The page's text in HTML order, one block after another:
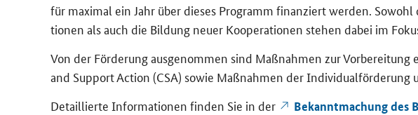
für ma­xi­mal ein Jahr über die­ses Pro­gramm fi­nan­ziert wer­den.
tio­nen als auch die Bil­dung neuer Ko­ope­ra­tio­nen ste­hen dabei im
Von der För­de­rung aus­ge­nom­men sind Maß­nah­men zur Vor­be­rei­tung
and Support Action (CSA) sowie Maß­nah­men der In­di­vi­du­al­för­de­rung
De­tail­lier­te In­for­ma­tio­nen fin­den Sie in der
Be­kannt­ma­chung des